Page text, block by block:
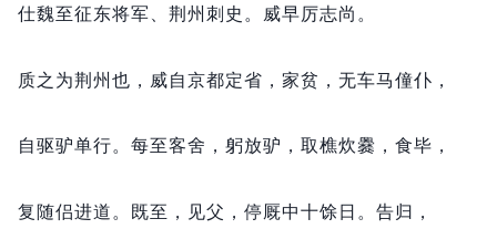
仕魏至征东将军、荆州刺史。 威早厉志尚。
质之为荆州也， 威自京都定省， 家贫， 无车马僮仆，
自驱驴单行。 每至客舍， 躬放驴， 取樵炊爨， 食毕，
复随侣进道。 既至， 见父， 停厩中十馀日。 告归，